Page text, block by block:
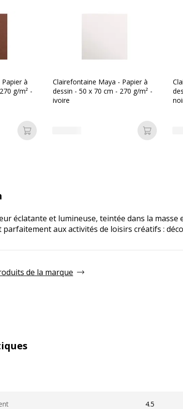
à
g/m² -
Ajouter au panier
Clairefontaine Maya - Papier à
dessin - 50 x 70 cm - 270 g/m² -
ivoire
Ajouter
éclatante et lumineuse, teintée dans la
parfaitement aux activités de loisirs créatifs :
de la marque
4.5